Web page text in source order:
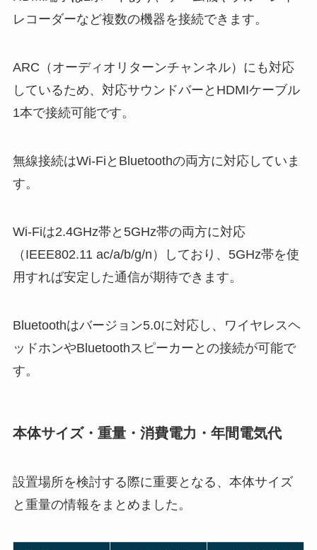
レコーダーなど複数の機器を接続できます。
ARC（オーディオリターンチャンネル）にも対応
しているため、対応サウンドバーとHDMIケーブル
1本で接続可能です。
無線接続はWi-FiとBluetoothの両方に対応していま
す。
Wi-Fiは2.4GHz帯と5GHz帯の両方に対応
（IEEE802.11 ac/a/b/g/n）しており、5GHz帯を使
用すれば安定した通信が期待できます。
Bluetoothはバージョン5.0に対応し、ワイヤレスヘ
ッドホンやBluetoothスピーカーとの接続が可能で
す。
本体サイズ・重量・消費電力・年間電気代
設置場所を検討する際に重要となる、本体サイズ
と重量の情報をまとめました。